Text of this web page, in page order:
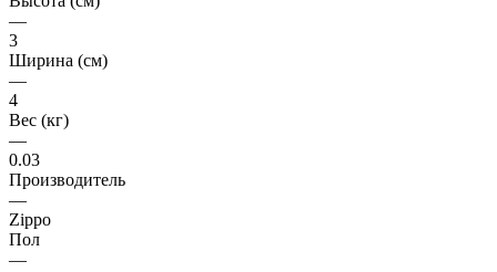
—
3
Ширина (см)
—
4
Вес (кг)
—
0.03
Производитель
—
Zippo
Пол
—